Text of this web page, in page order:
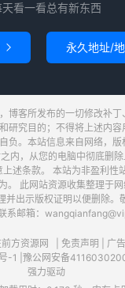
天看一看总有新东西
 永久地址/
博客所发布的一切修改补
研究目的；不得将上述内容
负。本站信息来自网络，版
内，从您的电脑中彻底删
述条款。 本站为非盈利性
。 此网站资源收集整理于
并出示版权证明以便删除。
系邮箱：
方资源网 免责声明 广
-1 豫公网安备
强力驱动